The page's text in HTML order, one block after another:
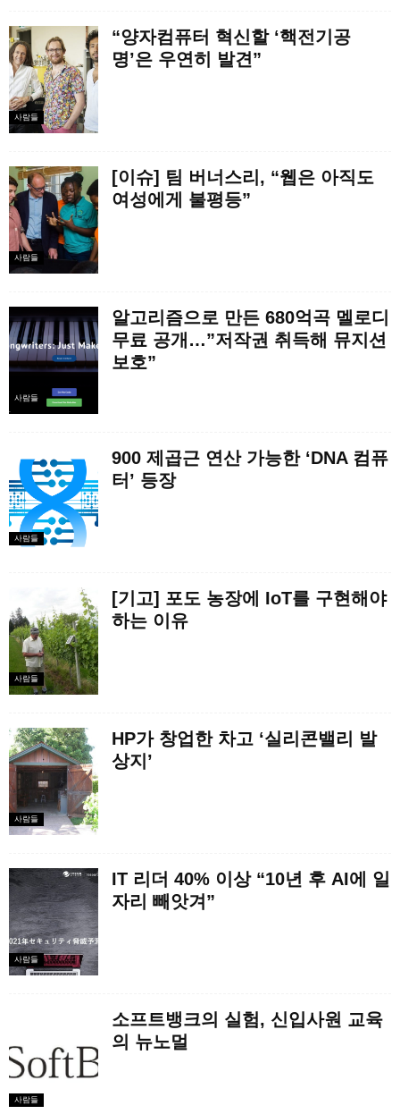
사람들
“양자컴퓨터 혁신할 ‘핵전기공
명’은 우연히 발견”
사람들
[이슈] 팀 버너스리, “웹은 아직도
여성에게 불평등”
사람들
알고리즘으로 만든 680억곡 멜로디
무료 공개…”저작권 취득해 뮤지션
보호”
사람들
900 제곱근 연산 가능한 ‘DNA 컴퓨
터’ 등장
사람들
[기고] 포도 농장에 IoT를 구현해야
하는 이유
사람들
HP가 창업한 차고 ‘실리콘밸리 발
상지’
사람들
IT 리더 40% 이상 “10년 후 AI에 일
자리 빼앗겨”
사람들
소프트뱅크의 실험, 신입사원 교육
의 뉴노멀